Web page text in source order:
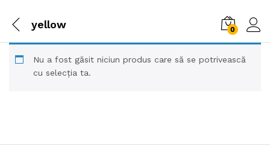
yellow 0
Nu a fost găsit niciun produs care să se potrivească
cu selecția ta.